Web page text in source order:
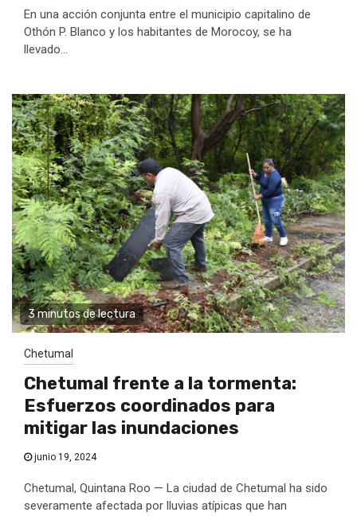
En una acción conjunta entre el municipio capitalino de
Othón P. Blanco y los habitantes de Morocoy, se ha
llevado...
3 minutos de lectura
Chetumal
Chetumal frente a la tormenta:
Esfuerzos coordinados para
mitigar las inundaciones
junio 19, 2024
Chetumal, Quintana Roo — La ciudad de Chetumal ha sido
severamente afectada por lluvias atípicas que han